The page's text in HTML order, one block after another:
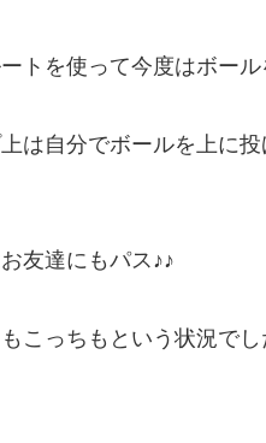
トを使って今度はボー
は自分でボールを上に
友達にもパス♪♪
こっちもという状況で